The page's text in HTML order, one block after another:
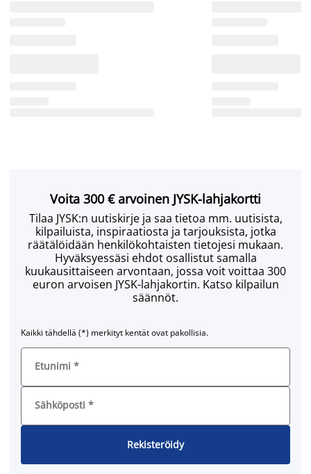
Voita 300 € arvoinen JYSK-lahjakortti
Tilaa JYSK:n uutiskirje ja saa tietoa mm. uutisista,
kilpailuista, inspiraatiosta ja tarjouksista, jotka
räätälöidään henkilökohtaisten tietojesi mukaan.
Hyväksyessäsi ehdot osallistut samalla
kuukausittaiseen arvontaan, jossa voit voittaa 300
euron arvoisen JYSK-lahjakortin. Katso kilpailun
säännöt.
Kaikki tähdellä (*) merkityt kentät ovat pakollisia.
Etunimi *
Sähköposti *
Rekisteröidy